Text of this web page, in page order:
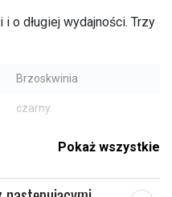
o długiej wydajności. Trzy
Brzoskwinia
czarny
parametry
Pokaż wszystkie